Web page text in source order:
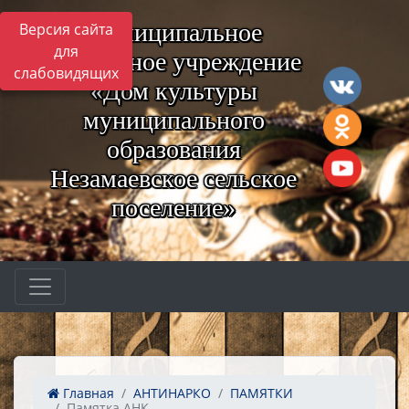
Версия сайта
для
слабовидящих
Муниципальное
бюджетное учреждение
«Дом культуры
муниципального
образования
Незамаевское сельское
поселение»
Главная АНТИНАРКО
ПАМЯТКИ